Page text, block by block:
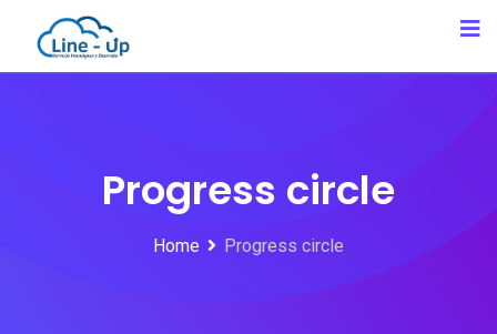
Progress circle
Home Progress circle